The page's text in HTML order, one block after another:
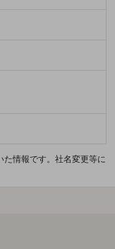
情報です。社名変更等に